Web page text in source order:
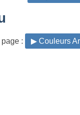
: ▶ Couleurs